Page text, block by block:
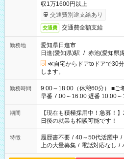
収1万1600円以上
交通費別途支給あり
交通費 交通費全額支給
勤務地
愛知県日進市
日進(愛知県)駅 / 赤池(愛知県)
≪自宅からドアtoドアで30
します。
勤務時間
9:00～18:00（休憩60分） ■ご希望があれば下記シフトもOK！
早番 7:00～16:00 遅番 10:00～19:00 「家族と休み
い」 「余裕を持って夕飯の準
たくない」 など、ご希望を教えてくだ
の方へ 今ご覧のお仕事で希望
の勤務時間。 合計で週40時間
期間
【現在も積極採用中！急募！
日後の就業も相談可能です！
特徴 履歴書不要 / 40～50代活躍中 /
上の大量募集 / 電話対応なし /